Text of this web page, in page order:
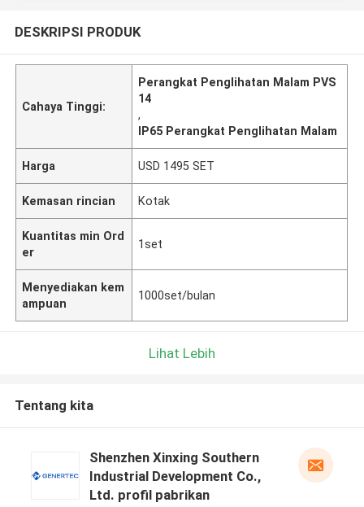
DESKRIPSI PRODUK
Cahaya Tinggi:
Perangkat Penglihatan Malam PVS
14
,
IP65 Perangkat Penglihatan Malam
Harga USD 1495 SET
Kemasan rincian Kotak
Kuantitas min Ord
er
1set
Menyediakan kem
ampuan
1000set/bulan
Lihat Lebih
Tentang kita
Shenzhen Xinxing Southern
Industrial Development Co.,
Ltd. profil pabrikan